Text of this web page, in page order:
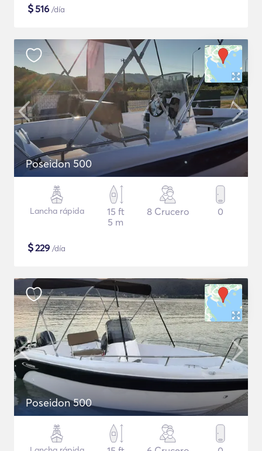
$516 /día
Poseidon 500
Lancha rápida
15 ft
5 m
8 Crucero 0
$229 /día
Poseidon 500